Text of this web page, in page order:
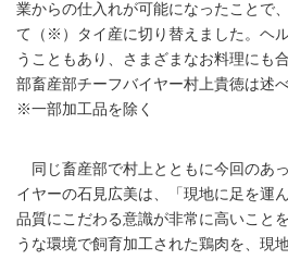
業からの仕入れが可能になったことで
て（※）タイ産に切り替えました。ヘ
うこともあり、さまざまなお料理にも
部畜産部チーフバイヤー村上貴徳は述べ
※一部加工品を除く
同じ畜産部で村上とともに今回のあ
イヤーの石見広美は、「現地に足を運
品質にこだわる意識が非常に高いこと
うな環境で飼育加工された鶏肉を、現